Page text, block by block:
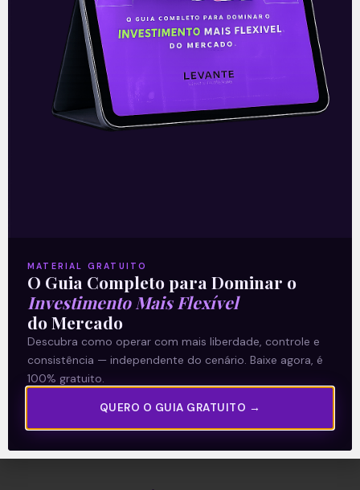
Leia mais
18/01/2021
Termos e Condições
Política de Privacidade
Explore
Artigos
E Eu Com Isso?
MATERIAL GRATUITO
O Guia Completo para Dominar o
Investimento Mais Flexível
do Mercado
Descubra como operar com mais liberdade, controle e
consistência — independente do cenário. Baixe agora, é
100% gratuito.
QUERO O GUIA GRATUITO →